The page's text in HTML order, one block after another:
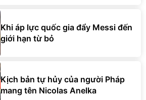
Khi áp lực quốc gia đẩy Messi đến
giới hạn từ bỏ
Kịch bản tự hủy của người Pháp
mang tên Nicolas Anelka